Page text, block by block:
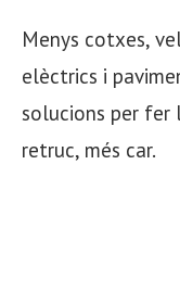
Menys cotxes,
elèctrics i
solucions per fer
retruc, més car.